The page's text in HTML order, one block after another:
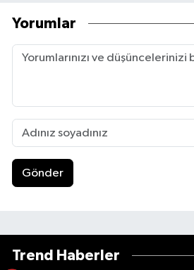
Yorumlar
Gönder
Trend Haberler